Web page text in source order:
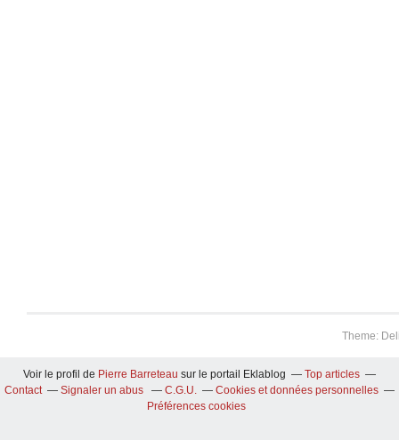
Theme:
Voir le profil de Pierre Barreteau sur le portail Eklablog
Top articles
Contact
Signaler un abus C.G.U.
Cookies et données personnelles
Préférences cookies